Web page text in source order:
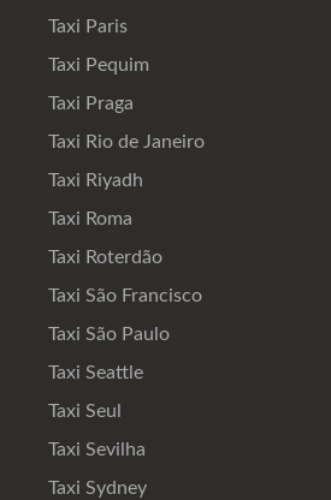
Taxi Paris
Taxi Pequim
Taxi Praga
Taxi Rio de Janeiro
Taxi Riyadh
Taxi Roma
Taxi Roterdão
Taxi São Francisco
Taxi São Paulo
Taxi Seattle
Taxi Seul
Taxi Sevilha
Taxi Sydney